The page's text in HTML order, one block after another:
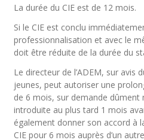
La durée du CIE est de 12 mois.
Si le CIE est conclu
professionnalisation et avec le
doit être réduite de la durée du
Le directeur de l’ADEM, sur avis
jeunes, peut autoriser une
de 6 mois, sur demande
introduite au plus tard 1 mois
également donner son accord à
CIE pour 6 mois auprès d’un